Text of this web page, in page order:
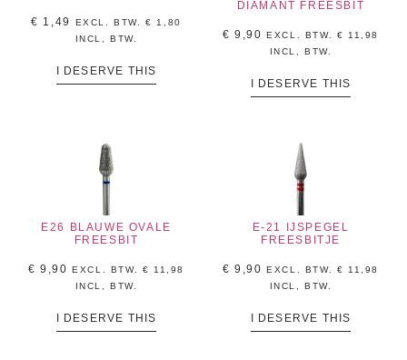
€ 1,49 EXCL. BTW.€ 1,80
INCL, BTW.
I DESERVE THIS
DIAMANT FREESBIT
€ 9,90 EXCL. BTW. € 11,98
INCL, BTW.
I DESERVE THIS
E26 BLAUWE OVALE
FREESBIT
€ 9,90 EXCL. BTW. € 11,98
INCL, BTW.
I DESERVE THIS
E-21 IJSPEGEL
FREESBITJE
€ 9,90 EXCL. BTW. € 11,98
INCL, BTW.
I DESERVE THIS